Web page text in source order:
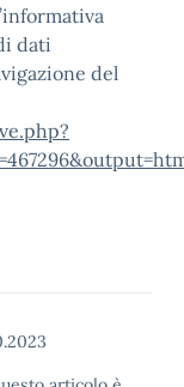
dati
del